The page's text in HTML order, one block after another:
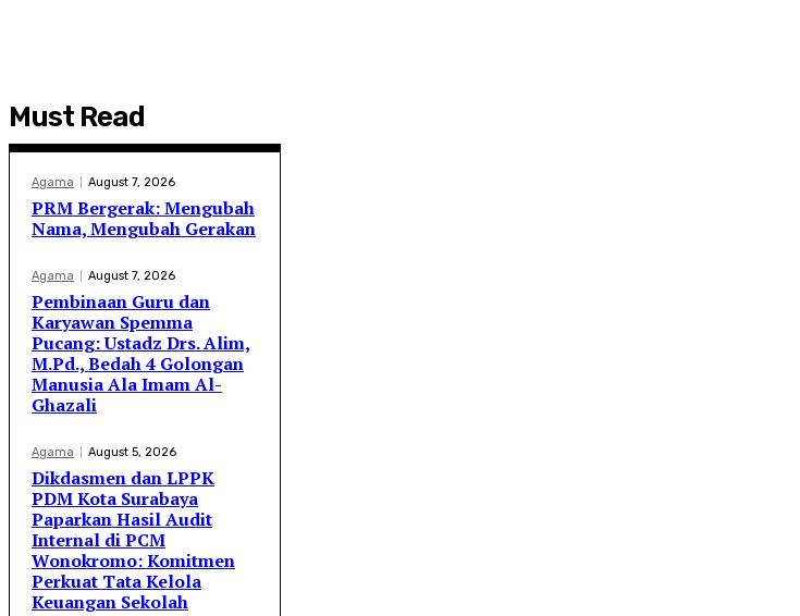
Must Read
Agama August 7, 2026
PRM Bergerak: Mengubah
Nama, Mengubah Gerakan
Agama August 7, 2026
Pembinaan Guru dan
Karyawan Spemma
Pucang: Ustadz Drs. Alim,
M.Pd., Bedah 4 Golongan
Manusia Ala Imam Al-
Ghazali
Agama August 5, 2026
Dikdasmen dan LPPK
PDM Kota Surabaya
Paparkan Hasil Audit
Internal di PCM
Wonokromo: Komitmen
Perkuat Tata Kelola
Keuangan Sekolah